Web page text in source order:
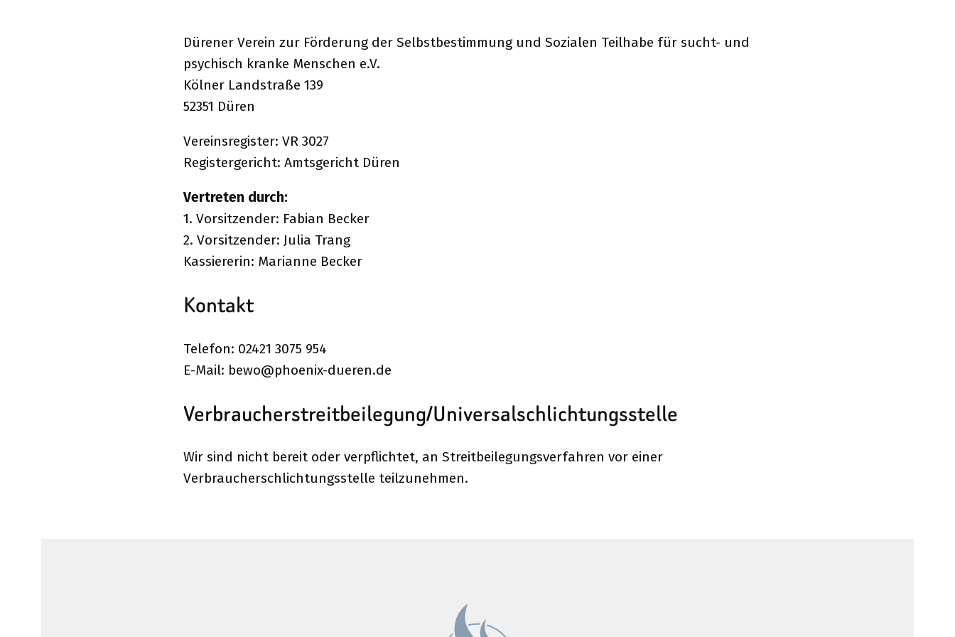
Dürener Verein zur Förderung der Selbstbestimmung und Sozialen Teilhabe für sucht- und
psychisch kranke Menschen e.V.
Kölner Landstraße 139
52351 Düren
Vereinsregister: VR 3027
Registergericht: Amtsgericht Düren
Vertreten durch:
1. Vorsitzender: Fabian Becker
2. Vorsitzender: Julia Trang
Kassiererin: Marianne Becker
Kontakt
Telefon: 02421 3075 954
E-Mail: bewo@phoenix-dueren.de
Verbraucher­streit­beilegung/Universal­schlichtungs­stelle
Wir sind nicht bereit oder verpflichtet, an Streitbeilegungsverfahren vor einer
Verbraucherschlichtungsstelle teilzunehmen.